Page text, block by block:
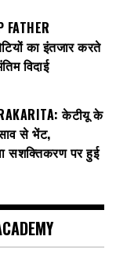
FATHER
का इंतजार करते
विदाई
केटीयू के
से भेंट,
सशक्तिकरण पर हुई